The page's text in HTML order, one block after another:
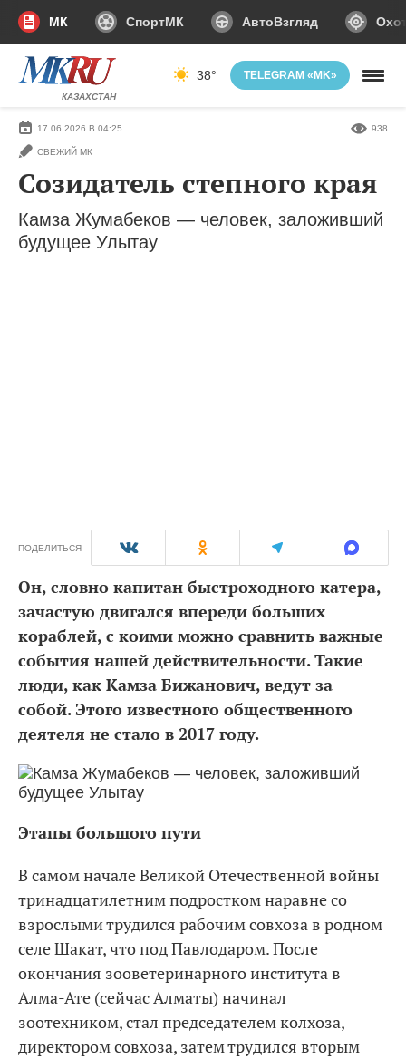
МК СпортМК АвтоВзгляд
КАЗАХСТАН
38° TELEGRAM «MK»
17.06.2026 В 04:25
СВЕЖИЙ МК
938
Созидатель степного края
Камза Жумабеков — человек, заложивший
будущее Улытау
ПОДЕЛИТЬСЯ
Он, словно капитан быстроходного катера,
зачастую двигался впереди больших
кораблей, с коими можно сравнить важные
события нашей действительности. Такие
люди, как Камза Бижанович, ведут за
собой. Этого известного общественного
деятеля не стало в 2017 году.
Этапы большого пути
В самом начале Великой Отечественной войны
тринадцатилетним подростком наравне со
взрослыми трудился рабочим совхоза в родном
селе Шакат, что под Павлодаром. После
окончания зооветеринарного института в
Алма-Ате (сейчас Алматы) начинал
зоотехником, стал председателем колхоза,
директором совхоза, затем трудился вторым